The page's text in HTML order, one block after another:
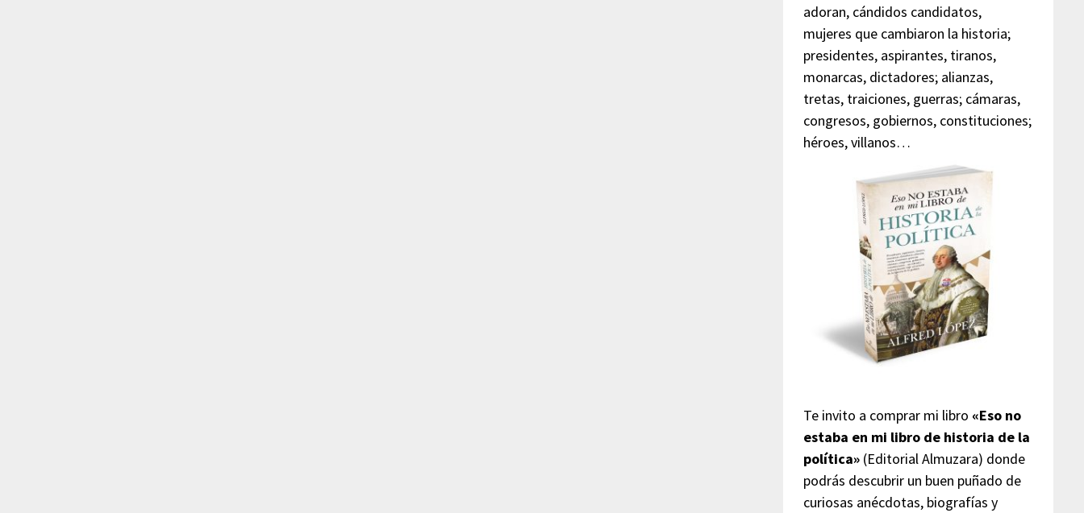
adoran, cándidos candidatos,
mujeres que cambiaron la historia;
presidentes, aspirantes, tiranos,
monarcas, dictadores; alianzas,
tretas, traiciones, guerras; cámaras,
congresos, gobiernos, constituciones;
héroes, villanos…
Te invito a comprar mi libro «Eso no
estaba en mi libro de historia de la
política»(Editorial Almuzara) donde
podrás descubrir un buen puñado de
curiosas anécdotas, biografías y